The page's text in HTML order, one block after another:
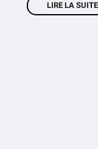
LIRE LA SUITE